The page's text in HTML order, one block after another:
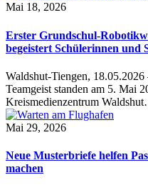
Mai 18, 2026
Erster Grundschul-
begeistert Schülerinnen und
Waldshut-Tiengen,
Teamgeist standen am 5. Mai
Kreismedienzentrum
Mai 29, 2026
Neue Musterbriefe helfen
machen